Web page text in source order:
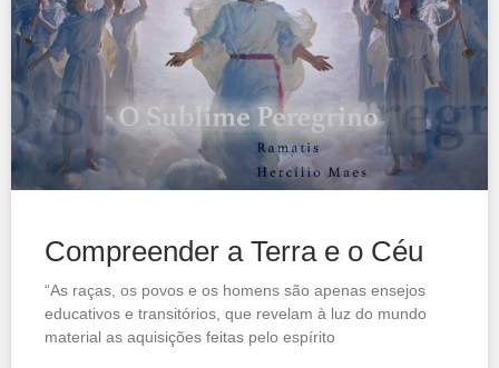
Compreender a Terra e o Céu
“As raças, os povos e os homens são apenas ensejos
educativos e transitórios, que revelam à luz do mundo
material as aquisições feitas pelo espírito